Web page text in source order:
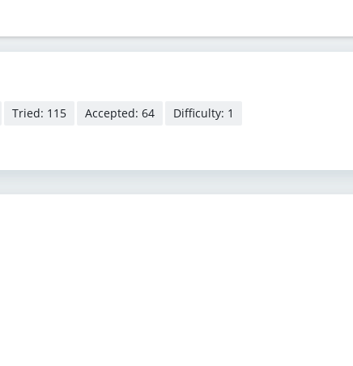
Tried: 115 Accepted: 64
Difficulty: 1